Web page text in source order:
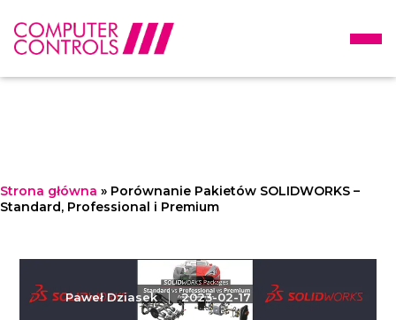
Strona główna » Porównanie Pakietów SOLIDWORKS –
Standard, Professional i Premium
Paweł Dziasek | 2023-02-17